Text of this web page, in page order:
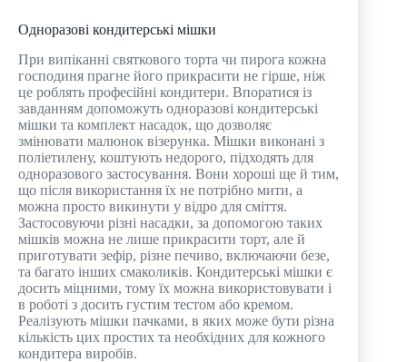
Одноразові кондитерські мішки
При випіканні святкового торта чи пирога кожна
господиня прагне його прикрасити не гірше, ніж
це роблять професійні кондитери. Впоратися із
завданням допоможуть одноразові кондитерські
мішки та комплект насадок, що дозволяє
змінювати малюнок візерунка. Мішки виконані з
поліетилену, коштують недорого, підходять для
одноразового застосування. Вони хороші ще й тим,
що після використання їх не потрібно мити, а
можна просто викинути у відро для сміття.
Застосовуючи різні насадки, за допомогою таких
мішків можна не лише прикрасити торт, але й
приготувати зефір, різне печиво, включаючи безе,
та багато інших смаколиків. Кондитерські мішки є
досить міцними, тому їх можна використовувати і
в роботі з досить густим тестом або кремом.
Реалізують мішки пачками, в яких може бути різна
кількість цих простих та необхідних для кожного
кондитера виробів.